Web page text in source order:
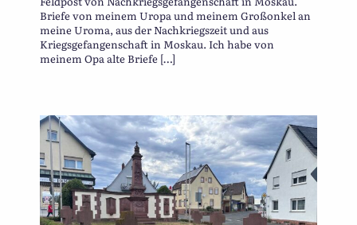
Briefe von meinem Uropa und meinem Großonkel an
meine Uroma, aus der Nachkriegszeit und aus
Kriegsgefangenschaft in Moskau. Ich habe von
meinem Opa alte Briefe […]